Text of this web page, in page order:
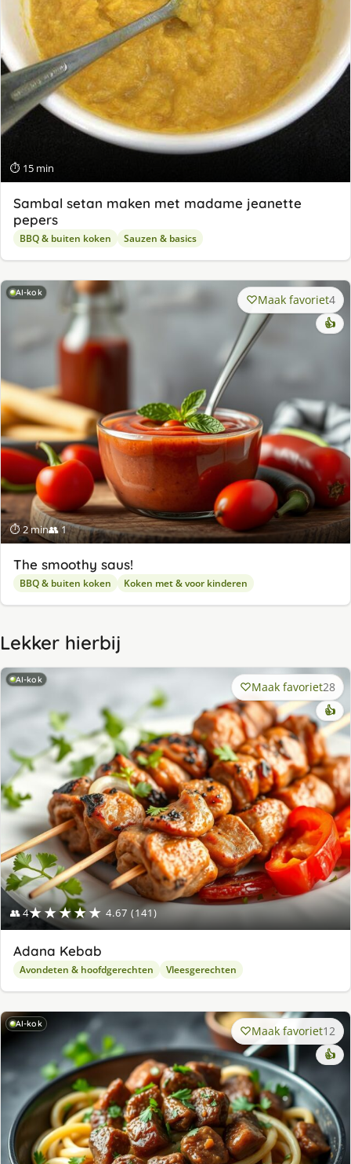
⏱ 15 min
Sambal setan maken met madame jeanette
pepers
BBQ & buiten koken Sauzen & basics
AI-kok
⏱ 2 min👥 1
Maak favoriet4
👍
The smoothy saus!
BBQ & buiten koken Koken met & voor kinderen
Lekker hierbij
AI-kok
👥 4★★★★★ 4.67 (141)
Maak favoriet28
👍
Adana Kebab
Avondeten & hoofdgerechten Vleesgerechten
AI-kok Maak favoriet12
👍